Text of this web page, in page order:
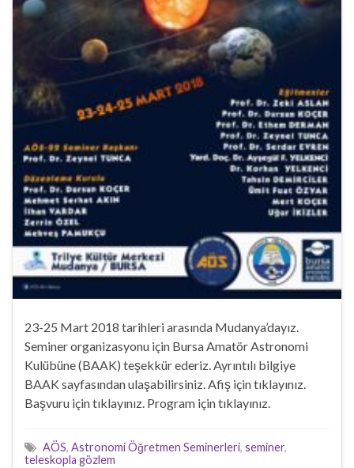
23-25 Mart 2018 tarihleri arasında Mudanya’dayız.
Seminer organizasyonu için Bursa Amatör Astronomi
Kulübüne (BAAK) teşekkür ederiz. Ayrıntılı bilgiye
BAAK sayfasından ulaşabilirsiniz. Afiş için tıklayınız.
Başvuru için tıklayınız. Program için tıklayınız.
AÖS, Astronomi Öğretmen Seminerleri, seminer,
teleskopla gözlem